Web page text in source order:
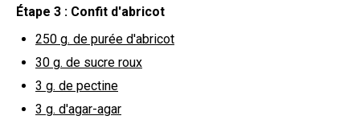
Étape 3 : Confit d'abricot
250 g. de purée d'abricot
30 g. de sucre roux
3 g. de pectine
3 g. d'agar-agar